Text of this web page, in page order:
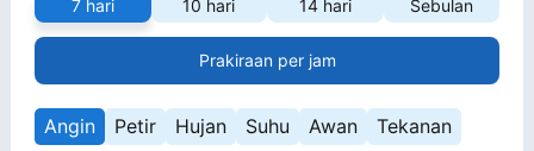
7 hari 10 hari 14 hari Sebulan
Prakiraan per jam
Angin Petir Hujan Suhu Awan Tekanan